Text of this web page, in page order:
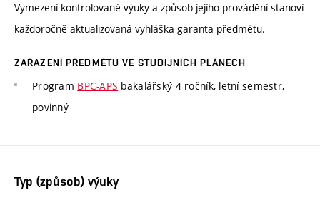
Vymezení kontrolované výuky a způsob jejího provádění stanoví
každoročně aktualizovaná vyhláška garanta předmětu.
ZAŘAZENÍ PŘEDMĚTU VE STUDIJNÍCH PLÁNECH
Program BPC-APS bakalářský 4 ročník, letní semestr,
povinný
Typ (způsob) výuky